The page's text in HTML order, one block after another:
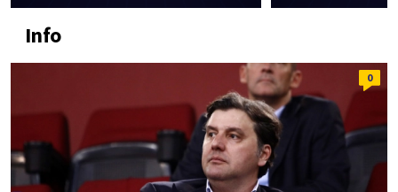
Info
0